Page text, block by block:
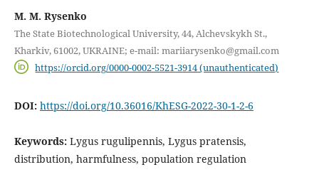
M. M. Rysenko
The State Biotechnological University, 44, Alchevskykh St.,
Kharkiv, 61002, UKRAINE; e-mail: mariiarysenko@gmail.com
https://orcid.org/0000-0002-5521-3914 (unauthenticated)
DOI: https://doi.org/10.36016/KhESG-2022-30-1-2-6
Keywords: Lygus rugulipennis, Lygus pratensis,
distribution, harmfulness, population regulation